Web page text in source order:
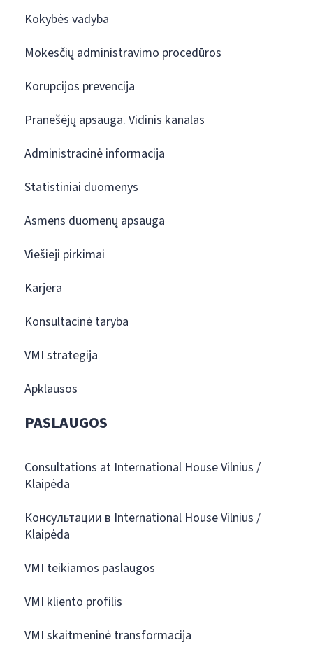
Kokybės vadyba
Mokesčių administravimo procedūros
Korupcijos prevencija
Pranešėjų apsauga. Vidinis kanalas
Administracinė informacija
Statistiniai duomenys
Asmens duomenų apsauga
Viešieji pirkimai
Karjera
Konsultacinė taryba
VMI strategija
Apklausos
PASLAUGOS
Consultations at International House Vilnius /
Klaipėda
Консультации в International House Vilnius /
Klaipėda
VMI teikiamos paslaugos
VMI kliento profilis
VMI skaitmeninė transformacija